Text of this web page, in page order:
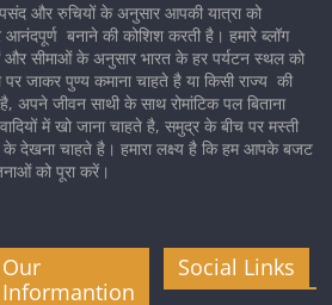
और रुचियों के अनुसार आपकी यात्रा को
बनाने की कोशिश करती है। हमारे ब्लॉग
सीमाओं के अनुसार भारत के हर पर्यटन स्थल को
जाकर पुण्य कमाना चाहते है या किसी राज्य की
अपने जीवन साथी के साथ रोमांटिक पल बिताना
में खो जाना चाहते है, समुद्र के बीच पर मस्ती
देखना चाहते है। हमारा लक्ष्य है कि हम आपके बजट
को पूरा करें।
Our
Informantion
Social Links